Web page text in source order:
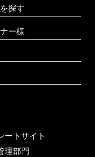
探す
ー様
ートサイト
理部門